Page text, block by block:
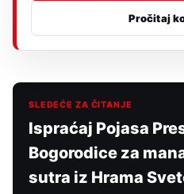
Pročitaj
SLEDEĆE ZA ČITANJE
Ispraćaj Pojasa
Bogorodice za
sutra iz Hrama